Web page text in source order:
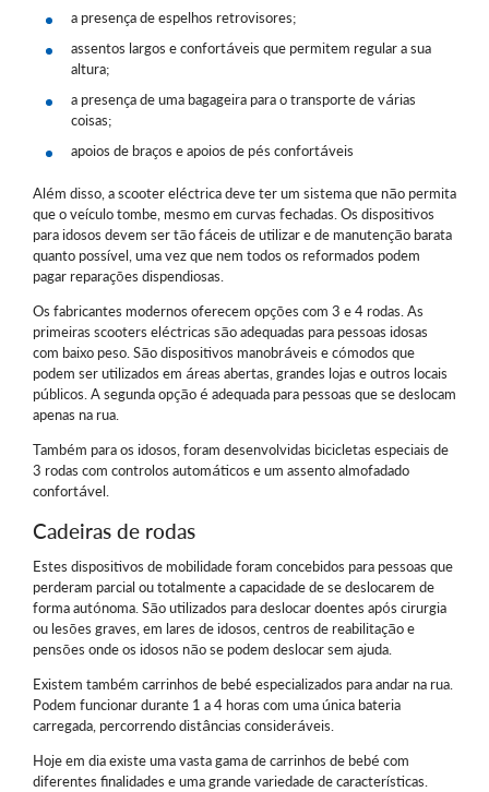
a presença de espelhos retrovisores;
assentos largos e confortáveis que permitem regular a sua
altura;
a presença de uma bagageira para o transporte de várias
coisas;
apoios de braços e apoios de pés confortáveis
Além disso, a scooter eléctrica deve ter um sistema que não permita
que o veículo tombe, mesmo em curvas fechadas. Os dispositivos
para idosos devem ser tão fáceis de utilizar e de manutenção barata
quanto possível, uma vez que nem todos os reformados podem
pagar reparações dispendiosas.
Os fabricantes modernos oferecem opções com 3 e 4 rodas. As
primeiras scooters eléctricas são adequadas para pessoas idosas
com baixo peso. São dispositivos manobráveis e cómodos que
podem ser utilizados em áreas abertas, grandes lojas e outros locais
públicos. A segunda opção é adequada para pessoas que se deslocam
apenas na rua.
Também para os idosos, foram desenvolvidas bicicletas especiais de
3 rodas com controlos automáticos e um assento almofadado
confortável.
Cadeiras de rodas
Estes dispositivos de mobilidade foram concebidos para pessoas que
perderam parcial ou totalmente a capacidade de se deslocarem de
forma autónoma. São utilizados para deslocar doentes após cirurgia
ou lesões graves, em lares de idosos, centros de reabilitação e
pensões onde os idosos não se podem deslocar sem ajuda.
Existem também carrinhos de bebé especializados para andar na rua.
Podem funcionar durante 1 a 4 horas com uma única bateria
carregada, percorrendo distâncias consideráveis.
Hoje em dia existe uma vasta gama de carrinhos de bebé com
diferentes finalidades e uma grande variedade de características.